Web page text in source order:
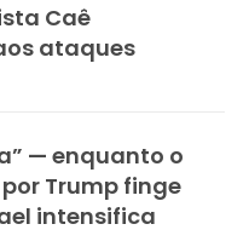
Caê
ataques
— enquanto o
Trump finge
intensifica